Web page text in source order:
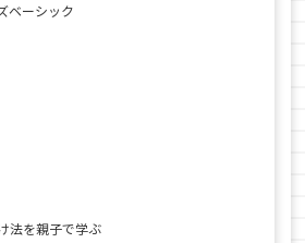
ベーシック
法を親子で学ぶ